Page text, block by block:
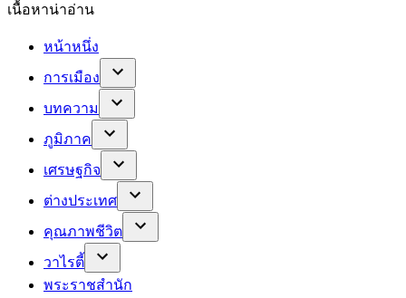
เนื้อหาน่าอ่าน
หน้าหนึ่ง
การเมือง
บทความ
ภูมิภาค
เศรษฐกิจ
ต่างประเทศ
คุณภาพชีวิต
วาไรตี้
พระราชสำนัก